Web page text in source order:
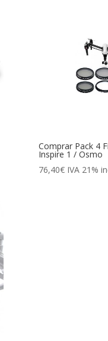
Comprar Pack 4
Inspire 1 / Osmo
76,40€ IVA 21%